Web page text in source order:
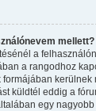
mellett?
a
a rangodhoz
kerülnek
küldtél eddig a
egy